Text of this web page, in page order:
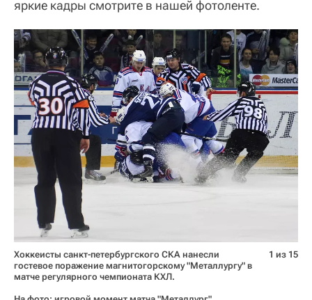
яркие кадры смотрите в нашей фотоленте.
Хоккеисты санкт-петербургского СКА нанесли
гостевое поражение магнитогорскому "Металлургу" в
матче регулярного чемпионата КХЛ.
1 из 15